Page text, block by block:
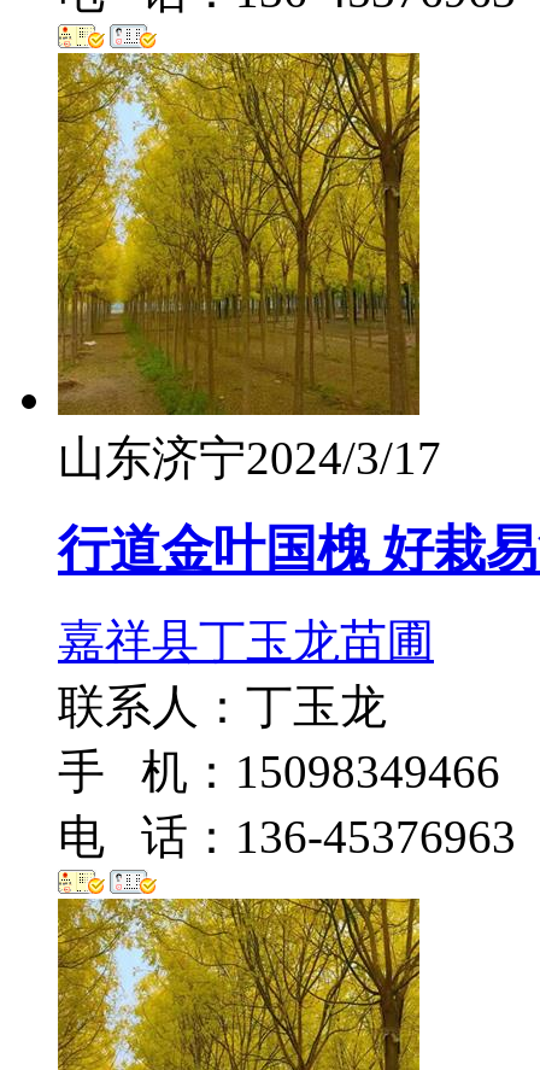
山东济宁2024/3/17
行道金叶国槐 好栽
嘉祥县丁玉龙苗圃
联系人：丁玉龙
手 机：15098349466
电 话：136-45376963